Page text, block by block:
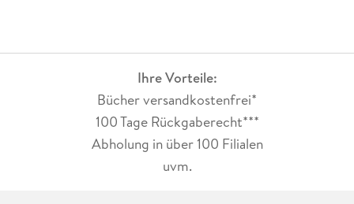
Ihre Vorteile:
Bücher versandkostenfrei*
100 Tage Rückgaberecht***
Abholung in über 100 Filialen
uvm.